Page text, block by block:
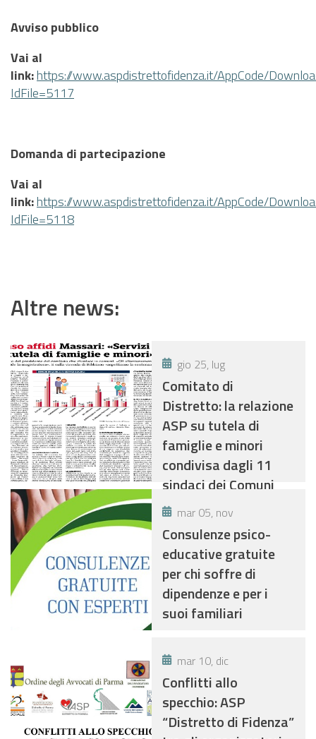
Avviso pubblico
Vai al
link:https://www.aspdistrettofidenza.it/AppCode/
IdFile=5117
Domanda di partecipazione
Vai al
link:https://www.aspdistrettofidenza.it/AppCode/
IdFile=5118
Altre news:
gio 25, lug
Comitato di
Distretto: la relazione
ASP su tutela di
famiglie e minori
condivisa dagli 11
sindaci dei Comuni
mar 05, nov
Consulenze psico-
educative gratuite
per chi soffre di
dipendenze e per i
suoi familiari
mar 10, dic
Conflitti allo
specchio: ASP
“Distretto di Fidenza”